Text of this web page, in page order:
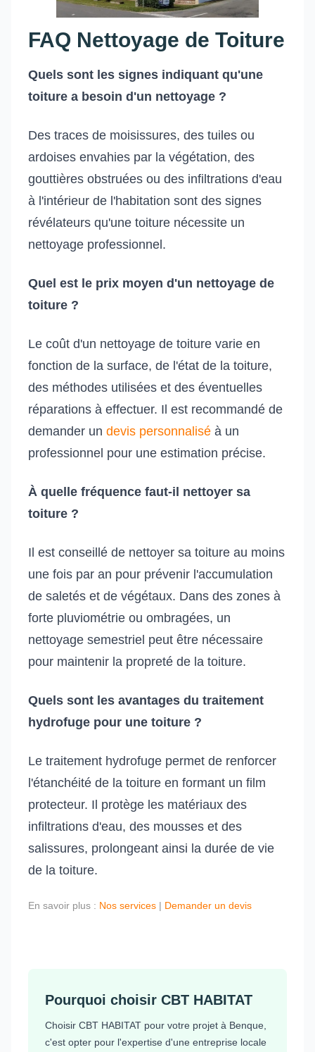
FAQ Nettoyage de Toiture
Quels sont les signes indiquant qu'une
toiture a besoin d'un nettoyage ?
Des traces de moisissures, des tuiles ou
ardoises envahies par la végétation, des
gouttières obstruées ou des infiltrations d'eau
à l'intérieur de l'habitation sont des signes
révélateurs qu'une toiture nécessite un
nettoyage professionnel.
Quel est le prix moyen d'un nettoyage de
toiture ?
Le coût d'un nettoyage de toiture varie en
fonction de la surface, de l'état de la toiture,
des méthodes utilisées et des éventuelles
réparations à effectuer. Il est recommandé de
demander un devis personnalisé à un
professionnel pour une estimation précise.
À quelle fréquence faut-il nettoyer sa
toiture ?
Il est conseillé de nettoyer sa toiture au moins
une fois par an pour prévenir l'accumulation
de saletés et de végétaux. Dans des zones à
forte pluviométrie ou ombragées, un
nettoyage semestriel peut être nécessaire
pour maintenir la propreté de la toiture.
Quels sont les avantages du traitement
hydrofuge pour une toiture ?
Le traitement hydrofuge permet de renforcer
l'étanchéité de la toiture en formant un film
protecteur. Il protège les matériaux des
infiltrations d'eau, des mousses et des
salissures, prolongeant ainsi la durée de vie
de la toiture.
En savoir plus : Nos services | Demander un devis
Pourquoi choisir CBT HABITAT
Choisir CBT HABITAT pour votre projet à Benque,
c'est opter pour l'expertise d'une entreprise locale